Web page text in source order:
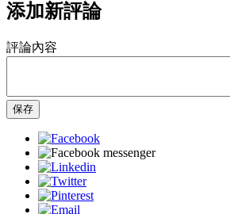
添加新評論
評論內容
保存